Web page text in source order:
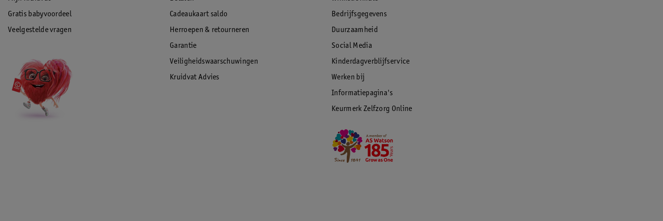
EAN code:8720648098475
Gratis babyvoordeel
Veelgestelde vragen
Cadeaukaart saldo
Herroepen & retourneren
Garantie
Veiligheidswaarschuwingen
Kruidvat Advies
Bedrijfsgegevens
Duurzaamheid
Social Media
Kinderdagverblijfservice
Werken bij
Informatiepagina's
Keurmerk Zelfzorg Online